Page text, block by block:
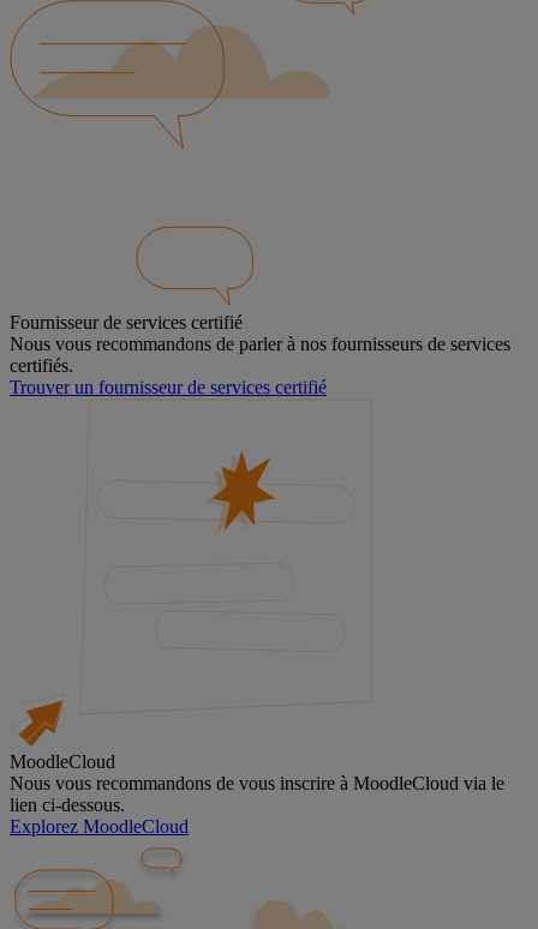
Fournisseur de services certifié
Nous vous recommandons de parler à nos fournisseurs de services
certifiés.
Trouver un fournisseur de services certifié
MoodleCloud
Nous vous recommandons de vous inscrire à MoodleCloud via le
lien ci-dessous.
Explorez MoodleCloud